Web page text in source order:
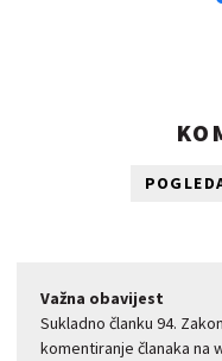
Važna obavijest
Sukladno članku 94.
komentiranje članaka na